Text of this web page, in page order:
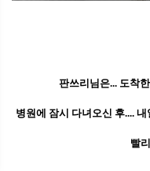
판쓰리님은... 도착
병원에 잠시 다녀오신 후....
빨